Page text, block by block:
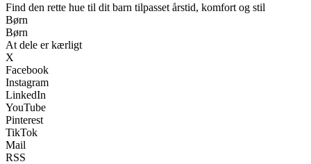
Find den rette hue til dit barn tilpasset årstid, komfort og stil
Børn
Børn
At dele er kærligt
X
Facebook
Instagram
LinkedIn
YouTube
Pinterest
TikTok
Mail
RSS